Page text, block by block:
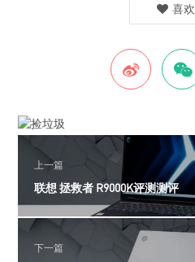
喜欢
上一篇
联想 拯救者 R9000K评测测评
下一篇